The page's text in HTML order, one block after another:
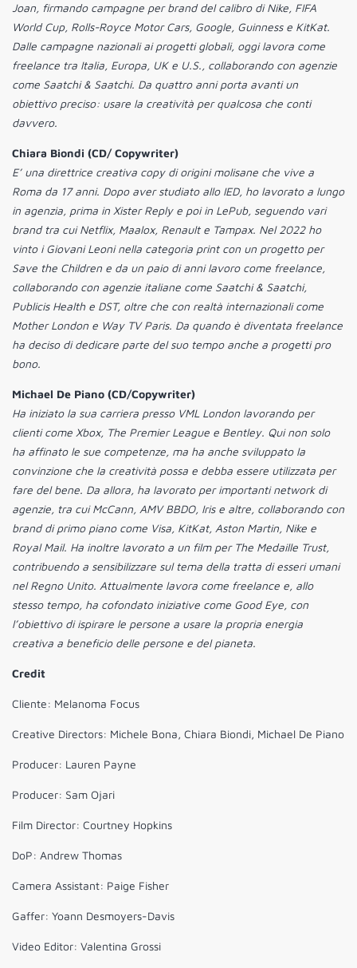
Joan, firmando campagne per brand del calibro di Nike, FIFA
World Cup, Rolls-Royce Motor Cars, Google, Guinness e KitKat.
Dalle campagne nazionali ai progetti globali, oggi lavora come
freelance tra Italia, Europa, UK e U.S., collaborando con agenzie
come Saatchi & Saatchi. Da quattro anni porta avanti un
obiettivo preciso: usare la creatività per qualcosa che conti
davvero.
Chiara Biondi (CD/ Copywriter)
E’ una direttrice creativa copy di origini molisane che vive a
Roma da 17 anni. Dopo aver studiato allo IED, ho lavorato a lungo
in agenzia, prima in Xister Reply e poi in LePub, seguendo vari
brand tra cui Netflix, Maalox, Renault e Tampax. Nel 2022 ho
vinto i Giovani Leoni nella categoria print con un progetto per
Save the Children e da un paio di anni lavoro come freelance,
collaborando con agenzie italiane come Saatchi & Saatchi,
Publicis Health e DST, oltre che con realtà internazionali come
Mother London e Way TV Paris. Da quando è diventata freelance
ha deciso di dedicare parte del suo tempo anche a progetti pro
bono.
Michael De Piano (CD/Copywriter)
Ha iniziato la sua carriera presso VML London lavorando per
clienti come Xbox, The Premier League e Bentley. Qui non solo
ha affinato le sue competenze, ma ha anche sviluppato la
convinzione che la creatività possa e debba essere utilizzata per
fare del bene. Da allora, ha lavorato per importanti network di
agenzie, tra cui McCann, AMV BBDO, Iris e altre, collaborando con
brand di primo piano come Visa, KitKat, Aston Martin, Nike e
Royal Mail. Ha inoltre lavorato a un film per The Medaille Trust,
contribuendo a sensibilizzare sul tema della tratta di esseri umani
nel Regno Unito. Attualmente lavora come freelance e, allo
stesso tempo, ha cofondato iniziative come Good Eye, con
l’obiettivo di ispirare le persone a usare la propria energia
creativa a beneficio delle persone e del pianeta.
Credit
Cliente: Melanoma Focus
Creative Directors: Michele Bona, Chiara Biondi, Michael De Piano
Producer: Lauren Payne
Producer: Sam Ojari
Film Director: Courtney Hopkins
DoP: Andrew Thomas
Camera Assistant: Paige Fisher
Gaffer: Yoann Desmoyers-Davis
Video Editor: Valentina Grossi